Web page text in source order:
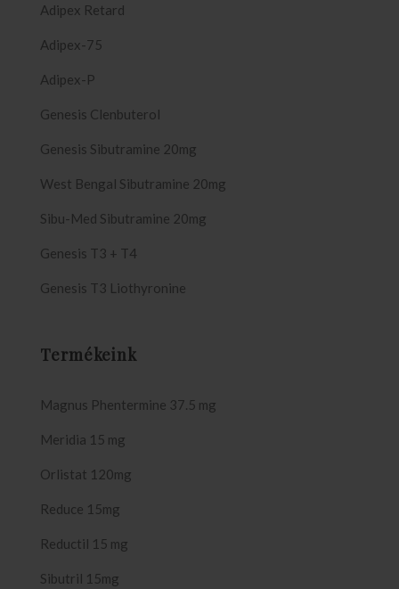
Adipex Retard
Adipex-75
Adipex-P
Genesis Clenbuterol
Genesis Sibutramine 20mg
West Bengal Sibutramine 20mg
Sibu-Med Sibutramine 20mg
Genesis T3 + T4
Genesis T3 Liothyronine
Termékeink
Magnus Phentermine 37.5 mg
Meridia 15 mg
Orlistat 120mg
Reduce 15mg
Reductil 15 mg
Sibutril 15mg